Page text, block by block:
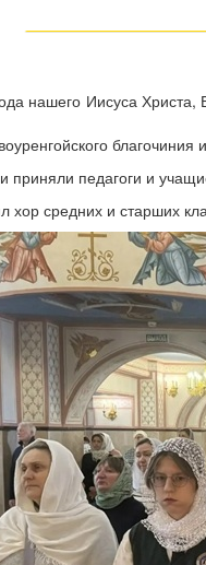
нашего Иисуса
приняли педагоги и
средних и старших